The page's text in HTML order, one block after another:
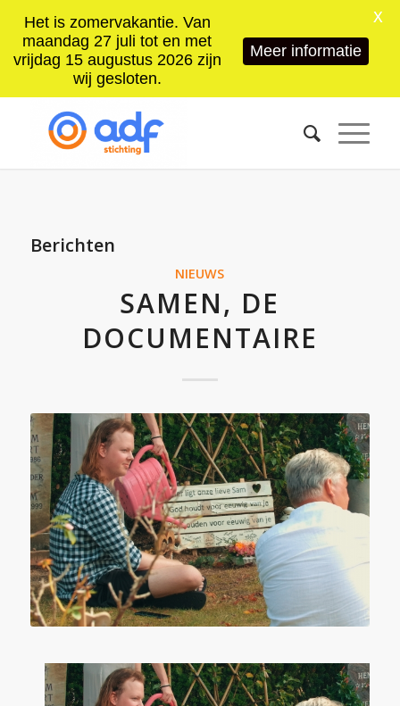
Berichten
NIEUWS
SAMEN, DE
DOCUMENTAIRE
Het is zomervakantie. Van
maandag 27 juli tot en met
vrijdag 15 augustus 2026 zijn
wij gesloten.
Meer informatie
X